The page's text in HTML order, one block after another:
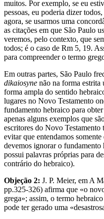
muitos. Por exemplo, se eu
pessoas, eu poderia dizer
agora, se usarmos uma
as citações em que São Paulo
veremos, pelo contexto, que
todos; é o caso de Rm 5, 19.
para compreender o termo
Em outras partes, São Paulo
dikaiosyne não na forma estrita
forma ampla do sentido
lugares no Novo Testamento
fundamento hebraico para
apenas alguns exemplos que
escritores do Novo Testamento
evitar que entendamos
devemos ignorar o
possui palavras próprias para
contrário do hebraico).
Objeção 2: J. P. Meier, em A
pp.325-326) afirma que «o
grega»; assim, o termo
pode ter gerado uma